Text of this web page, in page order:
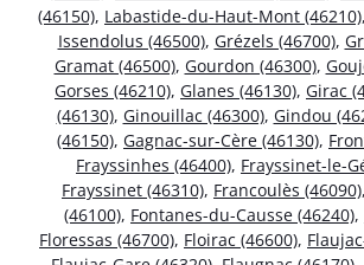
(46150), Labastide-du-Haut-Mont (46210),
Issendolus (46500), Grézels (46700),
Gramat (46500), Gourdon (46300),
Gorses (46210), Glanes (46130), Girac
(46130), Ginouillac (46300), Gindou
(46150), Gagnac-sur-Cère (46130),
Frayssinhes (46400), Frayssinet-le-
Frayssinet (46310), Francoulès (46090),
(46100), Fontanes-du-Causse (46240),
Floressas (46700), Floirac (46600),